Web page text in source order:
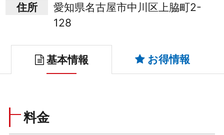
住所
愛知県名古屋市中川区上脇町2-
128
基本情報 お得情報
料金